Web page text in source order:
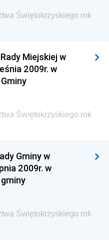
Dyrekcji Dróg
Środowiska
Edukacji
Przemysłu
Finansów i Gospodarki
do Spraw Unii
Wywiadu
Świętokrzyskiego rok
Miejskiej w
2009r. w
Świętokrzyskiego rok
Gminy w
2009r. w
Świętokrzyskiego rok